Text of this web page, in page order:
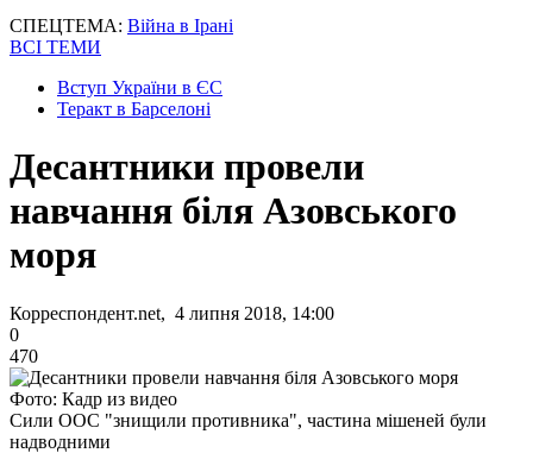
СПЕЦТЕМА: Війна в Ірані
ВСІ ТЕМИ
Вступ України в ЄС
Теракт в Барселоні
Десантники провели
навчання біля Азовського
моря
Корреспондент.net, 4 липня 2018, 14:00
0
470
Фото: Кадр из видео
Сили ООС "знищили противника", частина мішеней були
надводними